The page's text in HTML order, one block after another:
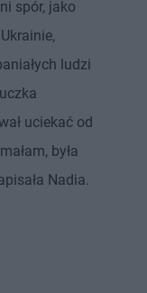
spór, jako
ludzi
uciekać od
była
Nadia.